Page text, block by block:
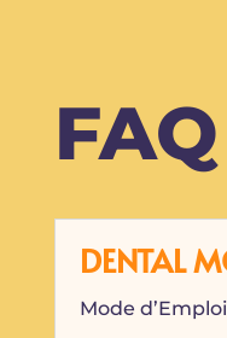
FAQ
DENTAL
Mode